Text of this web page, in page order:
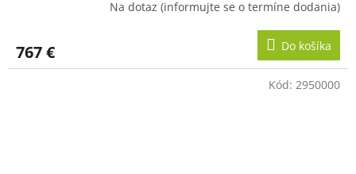
Na dotaz (informujte se o termíne dodania)
767 € Do košíka
Kód: 2950000